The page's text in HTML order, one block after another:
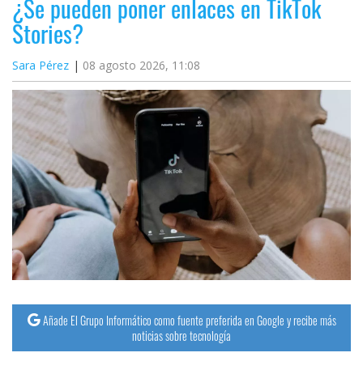
¿Se pueden poner enlaces en TikTok
Stories?
Sara Pérez 08 agosto 2026, 11:08
Añade El Grupo Informático como fuente preferida en Google y recibe más
noticias sobre tecnología